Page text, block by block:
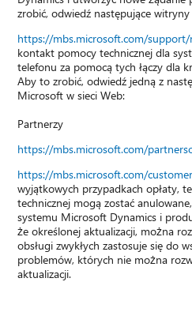
zrobić, odwiedź następujące
https://mbs.microsoft.com/support/
kontakt pomocy technicznej dla
telefonu za pomocą tych łączy dla
Aby to zrobić, odwiedź jedną z
Microsoft w sieci Web:
Partnerzy
https://mbs.microsoft.com/
https://mbs.microsoft.com/
wyjątkowych przypadkach opłaty,
technicznej mogą zostać
systemu Microsoft Dynamics i
że określonej aktualizacji, można
obsługi zwykłych zastosuje się do
problemów, których nie można
aktualizacji.